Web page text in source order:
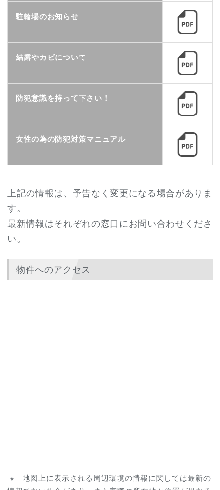
駐輪場のお知らせ
結露やカビについて
防犯意識を持って下さい！
女性の為の防犯対策マニュアル
上記の情報は、予告なく変更になる場合がありま
す。
最新情報はそれぞれの窓口にお問い合わせくださ
い。
物件へのアクセス
※ 地図上に表示される周辺環境の情報に関しては最新の